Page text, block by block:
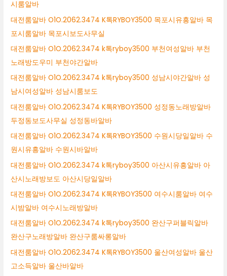
시룸알바
대전룸알바 O1O.2062.3474 K톡RYBOY3500 목포시유흥알바 목
포시룸알바 목포시보도사무실
대전룸알바 O1O.2062.3474 k톡ryboy3500 부천여성알바 부천
노래방도우미 부천야간알바
대전룸알바 O1O.2062.3474 k톡ryboy3500 성남시야간알바 성
남시여성알바 성남시룸보도
대전룸알바 O1O.2062.3474 K톡RYBOY3500 성정동노래방알바
두정동보도사무실 성정동바알바
대전룸알바 O1O.2062.3474 K톡RYBOY3500 수원시당일알바 수
원시유흥알바 수원시바알바
대전룸알바 O1O.2062.3474 k톡ryboy3500 아산시유흥알바 아
산시노래방보도 아산시당일알바
대전룸알바 O1O.2062.3474 K톡RYBOY3500 여수시룸알바 여수
시밤알바 여수시노래방알바
대전룸알바 O1O.2062.3474 k톡ryboy3500 완산구퍼블릭알바
완산구노래방알바 완산구룸싸롱알바
대전룸알바 O1O.2062.3474 K톡RYBOY3500 울산여성알바 울산
고소득알바 울산바알바